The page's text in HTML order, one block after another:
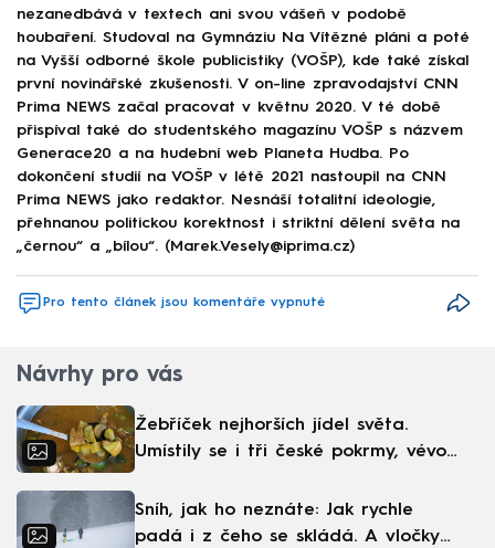
nezanedbává v textech ani svou vášeň v podobě
houbaření. Studoval na Gymnáziu Na Vítězné pláni a poté
na Vyšší odborné škole publicistiky (VOŠP), kde také získal
první novinářské zkušenosti. V on-line zpravodajství CNN
Prima NEWS začal pracovat v květnu 2020. V té době
přispíval také do studentského magazínu VOŠP s názvem
Generace20 a na hudební web Planeta Hudba. Po
dokončení studií na VOŠP v létě 2021 nastoupil na CNN
Prima NEWS jako redaktor. Nesnáší totalitní ideologie,
přehnanou politickou korektnost i striktní dělení světa na
„černou“ a „bílou“. (Marek.Vesely@iprima.cz)
Pro tento článek jsou komentáře vypnuté
Návrhy pro vás
Žebříček nejhorších jídel světa.
Umístily se i tři české pokrmy, vévodí
Sníh, jak ho neznáte: Jak rychle
padá i z čeho se skládá. A vločky